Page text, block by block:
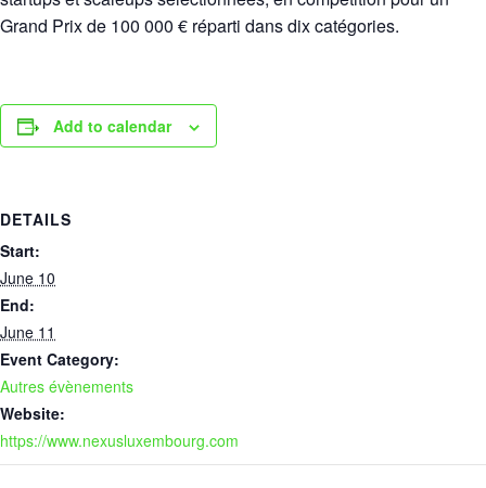
Grand Prix de 100 000 € réparti dans dix catégories.
Add to calendar
DETAILS
Start:
June 10
End:
June 11
Event Category:
Autres évènements
Website:
https://www.nexusluxembourg.com